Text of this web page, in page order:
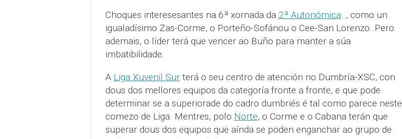
Choques interesesantes na 6ª xornada da 2ª Autonómica. , como un
igualadísimo Zas-Corme, o Porteño-Sofánou o Cee-San Lorenzo. Pero
ademais, o líder terá que vencer ao Buño para manter a súa
imbatibilidade.
A Liga Xuvenil Surterá o seu centro de atención no Dumbría-XSC, con
dous dos mellores equipos da categoría fronte a fronte, e que pode
determinar se a superiorade do cadro dumbriés é tal como parece neste
comezo de Liga. Mentres, polo Norte, o Corme e o Cabana terán que
superar dous dos equipos que aínda se poden enganchar ao grupo de